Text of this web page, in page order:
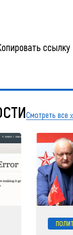
ссылку
Смотреть все